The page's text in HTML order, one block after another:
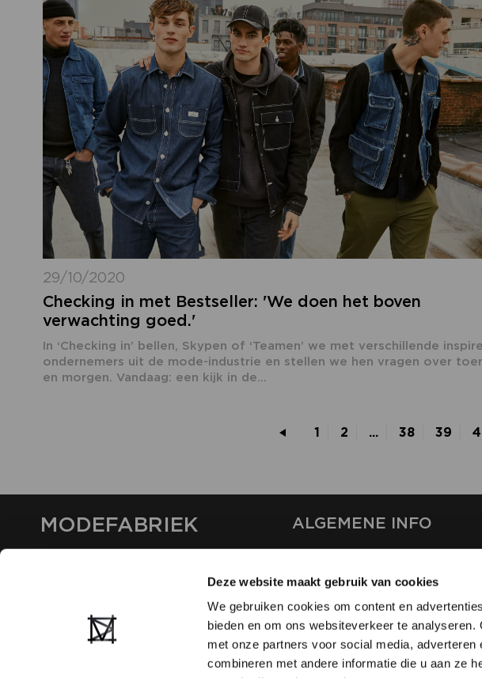
Deze website maakt gebruik van cookies
We gebruiken cookies om content en
bieden en om ons websiteverkeer te
met onze partners voor social media,
combineren met andere informatie die u aan ze
29/10/2020
Checking in met Bestseller: 'We doen het boven
verwachting goed.'
In ‘Checking in’ bellen, Skypen of ‘Teamen’ we met verschillende
ondernemers uit de mode-industrie en stellen we hen vragen over
en morgen. Vandaag: een kijk in de...
1 2 ... 38 39
MODEFABRIEK ALGEMENE INFO
CONTACT
PARTNERS
ADVERTEREN